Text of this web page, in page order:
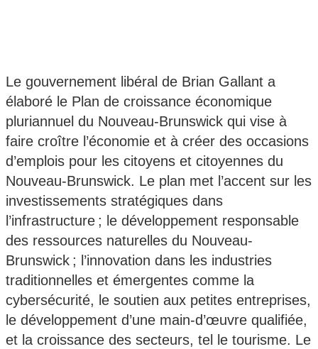
Le gouvernement libéral de Brian Gallant a
élaboré le Plan de croissance économique
pluriannuel du Nouveau-Brunswick qui vise à
faire croître l’économie et à créer des occasions
d’emplois pour les citoyens et citoyennes du
Nouveau-Brunswick. Le plan met l’accent sur les
investissements stratégiques dans
l’infrastructure ; le développement responsable
des ressources naturelles du Nouveau-
Brunswick ; l’innovation dans les industries
traditionnelles et émergentes comme la
cybersécurité, le soutien aux petites entreprises,
le développement d’une main-d’œuvre qualifiée,
et la croissance des secteurs, tel le tourisme. Le